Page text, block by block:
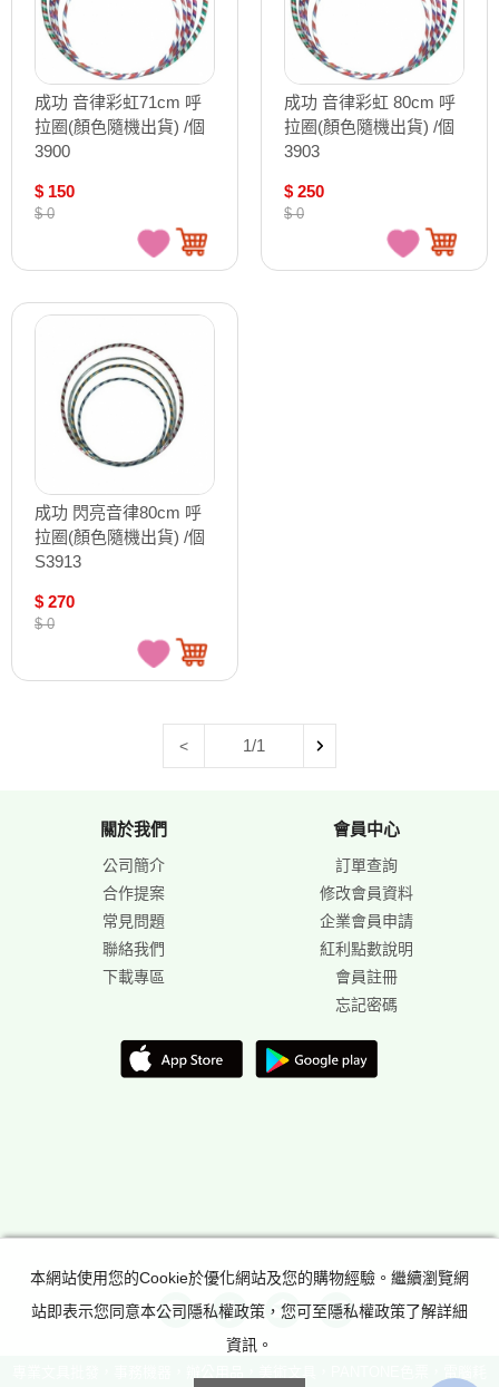
成功 音律彩虹71cm 呼
拉圈(顏色隨機出貨) /個
3900
$ 150
$ 0
成功 音律彩虹 80cm 呼
拉圈(顏色隨機出貨) /個
3903
$ 250
$ 0
成功 閃亮音律80cm 呼
拉圈(顏色隨機出貨) /個
S3913
$ 270
$ 0
< 1/1
關於我們
公司簡介
合作提案
常見問題
聯絡我們
下載專區
會員中心
訂單查詢
修改會員資料
企業會員申請
紅利點數說明
會員註冊
忘記密碼
本網站使用您的Cookie於優化網站及您的購物經驗。繼續瀏覽網
站即表示您同意本公司隱私權政策，您可至隱私權政策了解詳細
資訊。